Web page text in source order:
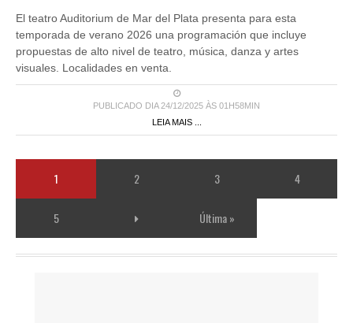
El teatro Auditorium de Mar del Plata presenta para esta
temporada de verano 2026 una programación que incluye
propuestas de alto nivel de teatro, música, danza y artes
visuales. Localidades en venta.
PUBLICADO DIA 24/12/2025 ÀS 01H58MIN
LEIA MAIS ...
1 2 3 4
5 Última »